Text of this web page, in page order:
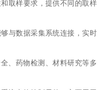
取样要求，提供不同的取样
与数据采集系统连接，实时
、药物检测、材料研究等多